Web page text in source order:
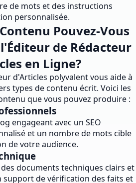
de mots et des instructions
personnalisée.
Pouvez-Vous
de Rédacteur
en Ligne?
d'Articles polyvalent vous aide à
types de contenu écrit. Voici les
que vous pouvez produire :
engageant avec un SEO
et un nombre de mots cible
de votre audience.
documents techniques clairs et
support de vérification des faits et